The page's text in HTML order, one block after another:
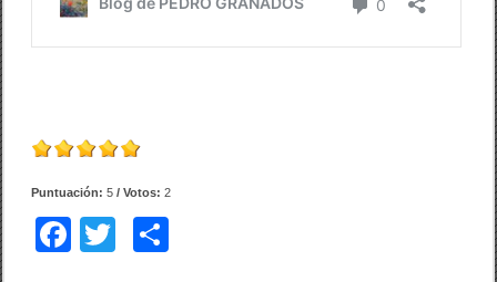
Puntuación:5 / Votos:2
F